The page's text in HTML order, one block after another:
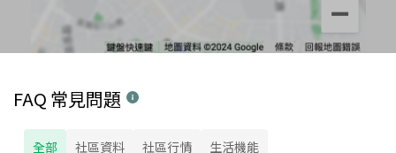
FAQ 常見問題
全部 社區資料 社區行情 生活機能